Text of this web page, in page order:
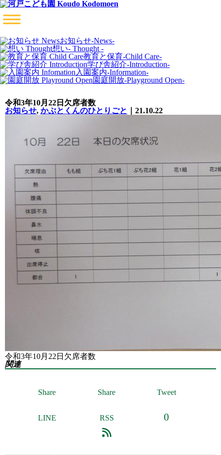
お知らせ-News-
想い- Thought -
教育と保育-Child Care-
学び舎紹介-Introduction-
入園案内-Information-
園庭開放-Playground Open-
令和3年10月22日欠席者数
お知らせ, かぶとくんのひとりごと ｜21.10.22
令和3年10月22日欠席者数
関連
Share Share Tweet
LINE RSS 0